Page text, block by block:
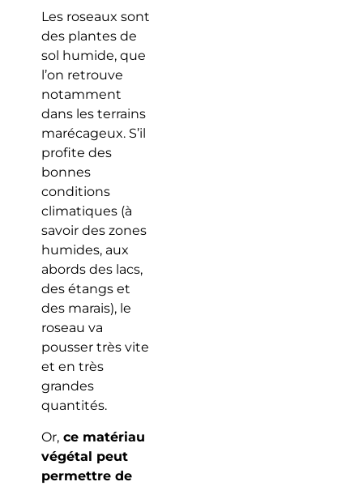
Les roseaux sont
des plantes de
sol humide, que
l’on retrouve
notamment
dans les terrains
marécageux. S’il
profite des
bonnes
conditions
climatiques (à
savoir des zones
humides, aux
abords des lacs,
des étangs et
des marais), le
roseau va
pousser très vite
et en très
grandes
quantités.
Or,ce matériau
végétal peut
permettre de